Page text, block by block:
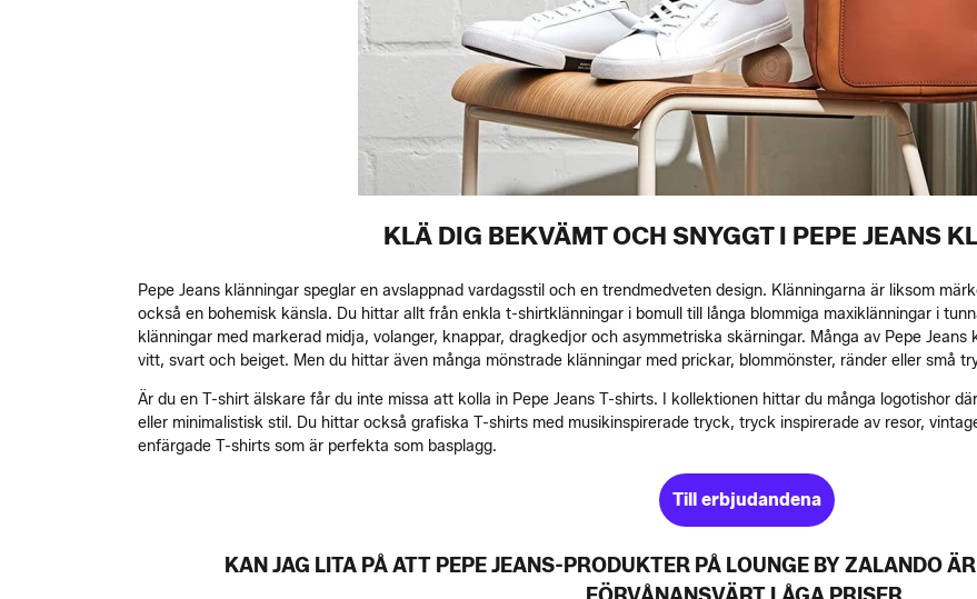
KLÄ DIG BEKVÄMT OCH SNYGGT I PEPE JEANS
Pepe Jeans klänningar speglar en avslappnad vardagsstil och en trendmedveten design. Klänningarna är liksom
också en bohemisk känsla. Du hittar allt från enkla t-shirtklänningar i bomull till långa blommiga maxiklänningar i
klänningar med markerad midja, volanger, knappar, dragkedjor och asymmetriska skärningar. Många av Pepe
vitt, svart och beiget. Men du hittar även många mönstrade klänningar med prickar, blommönster, ränder eller små
Är du en T-shirt älskare får du inte missa att kolla in Pepe Jeans T-shirts. I kollektionen hittar du många logotishor
eller minimalistisk stil. Du hittar också grafiska T-shirts med musikinspirerade tryck, tryck inspirerade av resor,
enfärgade T-shirts som är perfekta som basplagg.
Till erbjudandena
KAN JAG LITA PÅ ATT PEPE JEANS-PRODUKTER PÅ LOUNGE BY ZALANDO